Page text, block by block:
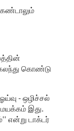
கலந்து கொண்டு
- ஒழிச்சல்
இது.
என்று டாக்டர்